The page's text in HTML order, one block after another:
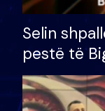
Selin
pestë të
çmimin e